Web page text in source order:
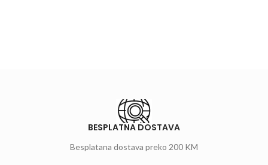
BESPLATNA DOSTAVA
Besplatana dostava preko 200 KM